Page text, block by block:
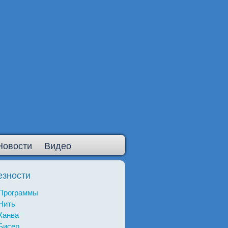
Видео